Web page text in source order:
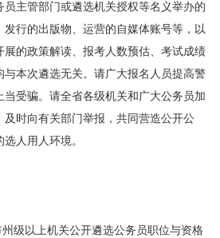
主管部门或遴选机关授权等名义举办的
行的出版物、运营的自媒体账号等，以
展的政策解读、报考人数预估、考试成绩
本次遴选无关。请广大报名人员提高警
受骗。请全省各级机关和广大公务员加
时向有关部门举报，共同营造公开公
人用人环境。
州级以上机关公开遴选公务员职位与资格